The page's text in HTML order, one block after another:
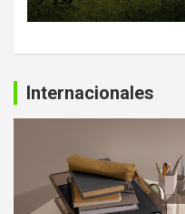
Internacionales